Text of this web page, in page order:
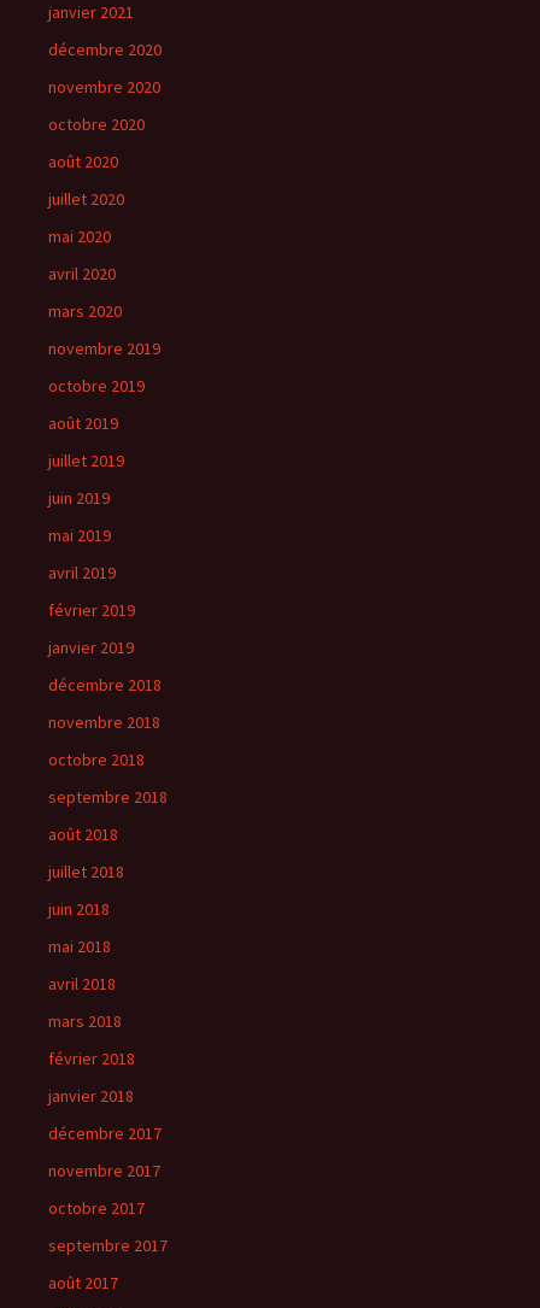
janvier 2021
décembre 2020
novembre 2020
octobre 2020
août 2020
juillet 2020
mai 2020
avril 2020
mars 2020
novembre 2019
octobre 2019
août 2019
juillet 2019
juin 2019
mai 2019
avril 2019
février 2019
janvier 2019
décembre 2018
novembre 2018
octobre 2018
septembre 2018
août 2018
juillet 2018
juin 2018
mai 2018
avril 2018
mars 2018
février 2018
janvier 2018
décembre 2017
novembre 2017
octobre 2017
septembre 2017
août 2017